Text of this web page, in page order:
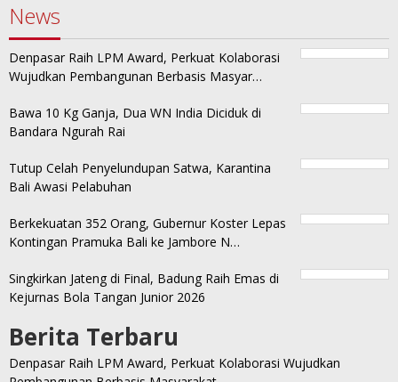
News
Denpasar Raih LPM Award, Perkuat Kolaborasi
Wujudkan Pembangunan Berbasis Masyar…
Bawa 10 Kg Ganja, Dua WN India Diciduk di
Bandara Ngurah Rai
Tutup Celah Penyelundupan Satwa, Karantina
Bali Awasi Pelabuhan
Berkekuatan 352 Orang, Gubernur Koster Lepas
Kontingan Pramuka Bali ke Jambore N…
Singkirkan Jateng di Final, Badung Raih Emas di
Kejurnas Bola Tangan Junior 2026
Berita Terbaru
Denpasar Raih LPM Award, Perkuat Kolaborasi Wujudkan